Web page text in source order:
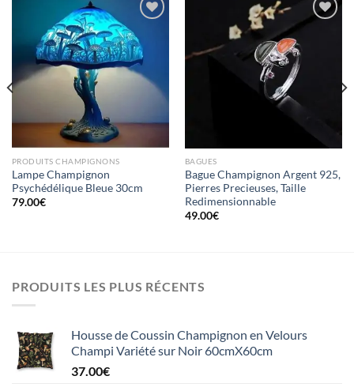
Ajouter
à la liste
d’envies
PRODUITS CHAMPIGNONS
Lampe Champignon
Psychédélique Bleue 30cm
79.00€
BAGUES
Bague Champignon Argent 925,
Pierres Precieuses, Taille
Redimensionnable
49.00€
PRODUITS LES PLUS RÉCENTS
Housse de Coussin Champignon en Velours
Champi Variété sur Noir 60cmX60cm
37.00€